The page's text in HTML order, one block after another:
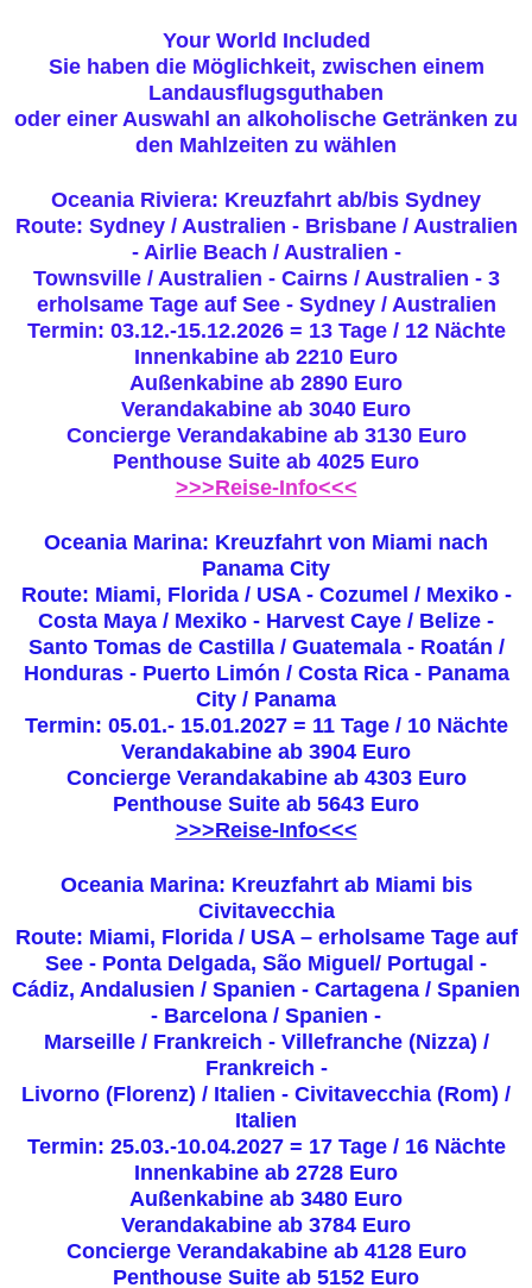
Your World Included
Sie haben die Möglichkeit, zwischen einem
Landausflugsguthaben
oder einer Auswahl an alkoholische Getränken zu
den Mahlzeiten zu wählen
Oceania Riviera: Kreuzfahrt ab/bis Sydney
Route: Sydney / Australien - Brisbane / Australien
- Airlie Beach / Australien -
Townsville / Australien - Cairns / Australien - 3
erholsame Tage auf See - Sydney / Australien
Termin: 03.12.-15.12.2026 = 13 Tage / 12 Nächte
Innenkabine ab 2210 Euro
Außenkabine ab 2890 Euro
Verandakabine ab 3040 Euro
Concierge Verandakabine ab 3130 Euro
Penthouse Suite ab 4025 Euro
>>>Reise-Info<<<
Oceania Marina: Kreuzfahrt von Miami nach
Panama City
Route: Miami, Florida / USA - Cozumel / Mexiko -
Costa Maya / Mexiko - Harvest Caye / Belize -
Santo Tomas de Castilla / Guatemala - Roatán /
Honduras - Puerto Limón / Costa Rica - Panama
City / Panama
Termin: 05.01.- 15.01.2027 = 11 Tage / 10 Nächte
Verandakabine ab 3904 Euro
Concierge Verandakabine ab 4303 Euro
Penthouse Suite ab 5643 Euro
>>>Reise-Info<<<
Oceania Marina: Kreuzfahrt ab Miami bis
Civitavecchia
Route: Miami, Florida / USA – erholsame Tage auf
See - Ponta Delgada, São Miguel/ Portugal -
Cádiz, Andalusien / Spanien - Cartagena / Spanien
- Barcelona / Spanien -
Marseille / Frankreich - Villefranche (Nizza) /
Frankreich -
Livorno (Florenz) / Italien - Civitavecchia (Rom) /
Italien
Termin: 25.03.-10.04.2027 = 17 Tage / 16 Nächte
Innenkabine ab 2728 Euro
Außenkabine ab 3480 Euro
Verandakabine ab 3784 Euro
Concierge Verandakabine ab 4128 Euro
Penthouse Suite ab 5152 Euro